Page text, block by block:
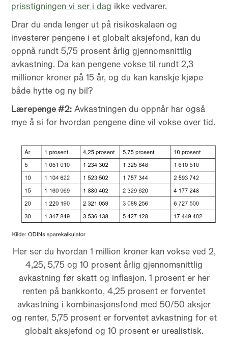
prisstigningen vi ser i dag ikke vedvarer.
Drar du enda lenger ut på risikoskalaen og
investerer pengene i et globalt aksjefond, kan du
oppnå rundt 5,75 prosent årlig gjennomsnittlig
avkastning. Da kan pengene vokse til rundt 2,3
millioner kroner på 15 år, og du kan kanskje kjøpe
både hytte og ny bil?
Lærepenge #2: Avkastningen du oppnår har også
mye å si for hvordan pengene dine vil vokse over tid.
Her ser du hvordan 1 million kroner kan vokse ved 2,
4,25, 5,75 og 10 prosent årlig gjennomsnittlig
avkastning før skatt og inflasjon. 1 prosent er her
renten på bankkonto, 4,25 prosent er forventet
avkastning i kombinasjonsfond med 50/50 aksjer
og renter, 5,75 prosent er forventet avkastning for et
globalt aksjefond og 10 prosent er urealistisk.